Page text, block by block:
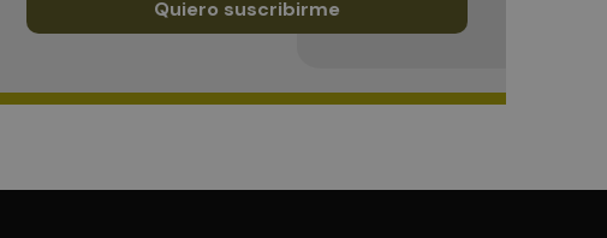
Quiero suscribirme